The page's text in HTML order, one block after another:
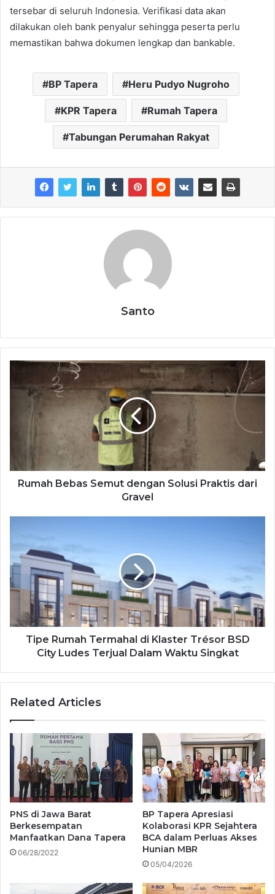
tersebar di seluruh Indonesia. Verifikasi data akan
dilakukan oleh bank penyalur sehingga peserta perlu
memastikan bahwa dokumen lengkap dan bankable.
BP Tapera Heru Pudyo Nugroho
KPR Tapera Rumah Tapera
Tabungan Perumahan Rakyat
Santo
Rumah Bebas Semut dengan Solusi Praktis dari
Gravel
Tipe Rumah Termahal di Klaster Trésor BSD
City Ludes Terjual Dalam Waktu Singkat
Related Articles
PNS di Jawa Barat
Berkesempatan
Manfaatkan Dana Tapera
06/28/2022
BP Tapera Apresiasi
Kolaborasi KPR Sejahtera
BCA dalam Perluas Akses
Hunian MBR
05/04/2026